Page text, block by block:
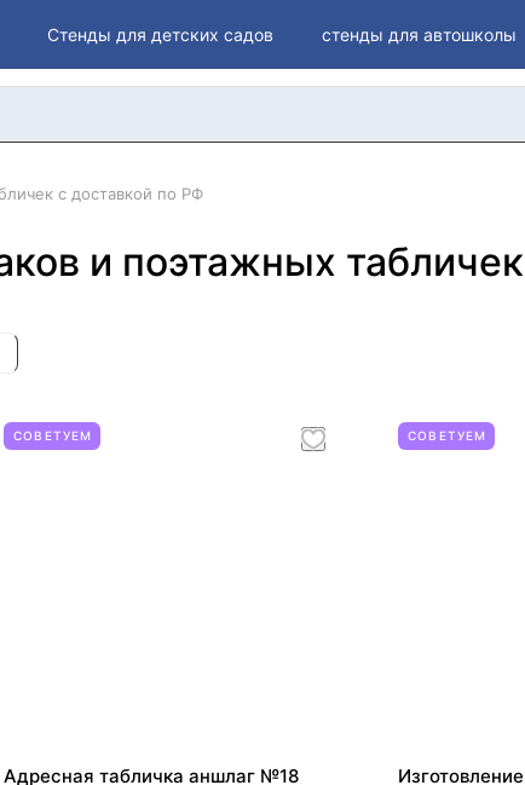
Стенды для детских садов стенды для автошколы
с доставкой по РФ
и поэтажных
СОВЕТУЕМ
Адресная табличка аншлаг №18
СОВЕТУЕМ